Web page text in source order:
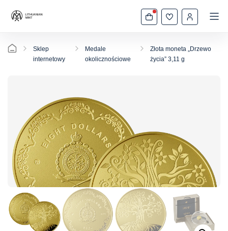
Sklep
internetowy
Medale
okolicznościowe
Złota moneta „Drzewo
życia” 3,11 g